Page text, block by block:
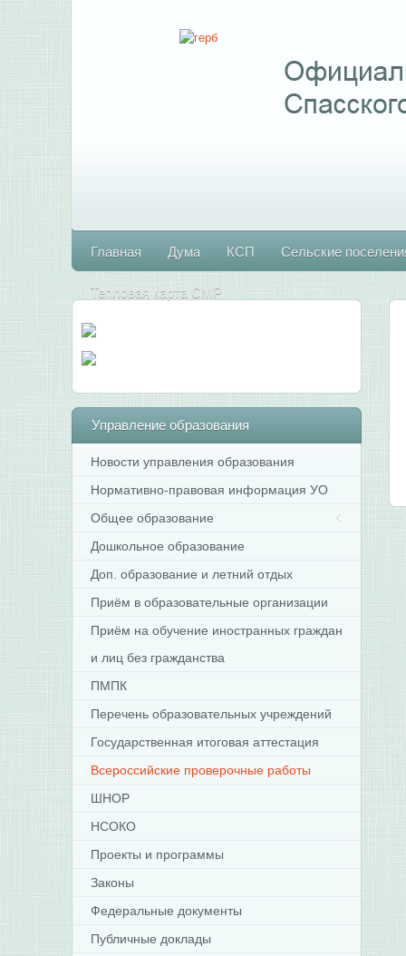
Главная Дума КСП Сельские
Тепловая карта СМР
Управлениеобразования
Новости управления образования
Нормативно-правовая информация УО
Общее образование
Дошкольное образование
Доп. образование и летний отдых
Приём в образовательные организации
Приём на обучение иностранных граждан
и лиц без гражданства
ПМПК
Перечень образовательных учреждений
Государственная итоговая аттестация
Всероссийские проверочные работы
ШНОР
НСОКО
Проекты и программы
Законы
Федеральные документы
Публичные доклады